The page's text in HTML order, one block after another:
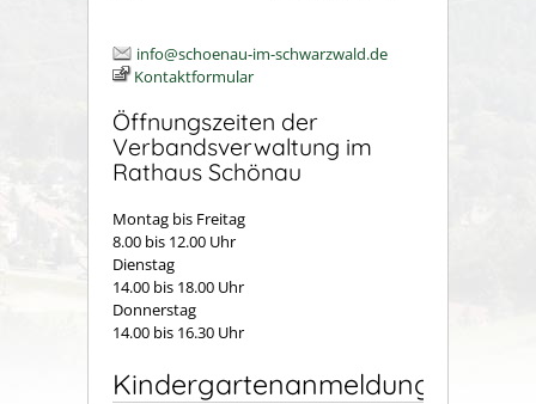
info@schoenau-im-schwarzwald.de
Kontaktformular
Öffnungszeiten der
Verbandsverwaltung im
Rathaus Schönau
Montag bis Freitag
8.00 bis 12.00 Uhr
Dienstag
14.00 bis 18.00 Uhr
Donnerstag
14.00 bis 16.30 Uhr
Kindergartenanmeldung